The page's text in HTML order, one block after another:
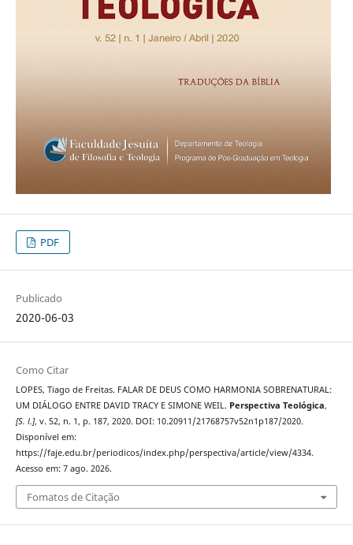
PDF
Publicado
2020-06-03
Como Citar
LOPES, Tiago de Freitas. FALAR DE DEUS COMO HARMONIA SOBRENATURAL:
UM DIÁLOGO ENTRE DAVID TRACY E SIMONE WEIL. Perspectiva Teológica,
[S. l.], v. 52, n. 1, p. 187, 2020. DOI: 10.20911/21768757v52n1p187/2020.
Disponível em:
https://faje.edu.br/periodicos/index.php/perspectiva/article/view/4334.
Acesso em: 7 ago. 2026.
Fomatos de Citação